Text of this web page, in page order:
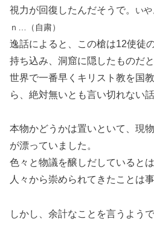
視力が回復したんだそうで。 い
ｎ…（自粛）
逸話によると、この槍は12使徒
持ち込み、洞窟に隠したものだと
世界で一番早くキリスト教を国
ら、絶対無いとも言い切れない話
本物かどうかは置いといて、現
が漂っていました。
色々と物議を醸しだしていると
人々から崇められてきたことは
しかし、余計なことを言うよう